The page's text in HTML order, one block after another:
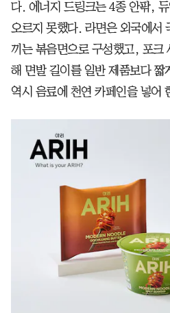
다. 에너지 드링크는 4종 안팎,
오르지 못했다. 라면은 외국에서
끼는 볶음면으로 구성했고, 포크
해 면발 길이를 일반 제품보다 짧
역시 음료에 천연 카페인을 넣어